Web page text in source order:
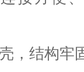
，结构牢